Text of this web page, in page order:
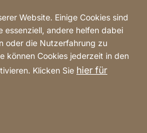
Website. Einige Cookies sind
essenziell, andere helfen dabei
oder die Nutzerfahrung zu
können Cookies jederzeit in den
Klicken Sie hier für